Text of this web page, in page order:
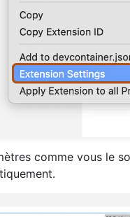
comme vous le